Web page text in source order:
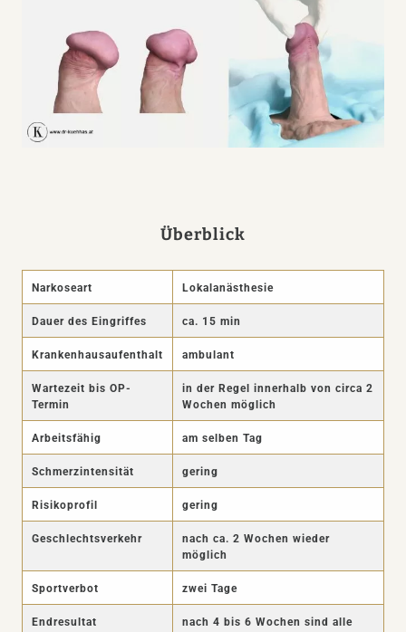
Überblick
Narkoseart Lokalanästhesie
Dauer des Eingriffes ca. 15 min
Krankenhausaufenthalt ambulant
Wartezeit bis OP-
Termin
in der Regel innerhalb von circa 2
Wochen möglich
Arbeitsfähig am selben Tag
Schmerzintensität gering
Risikoprofil gering
Geschlechtsverkehr
nach ca. 2 Wochen wieder
möglich
Sportverbot zwei Tage
Endresultat
nach 4 bis 6 Wochen sind alle